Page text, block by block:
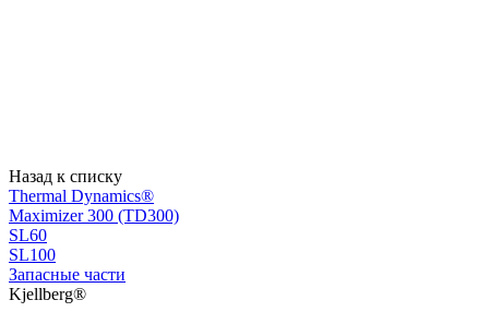
Назад к списку
Thermal Dynamics®
Maximizer 300 (TD300)
SL60
SL100
Запасные части
Kjellberg®